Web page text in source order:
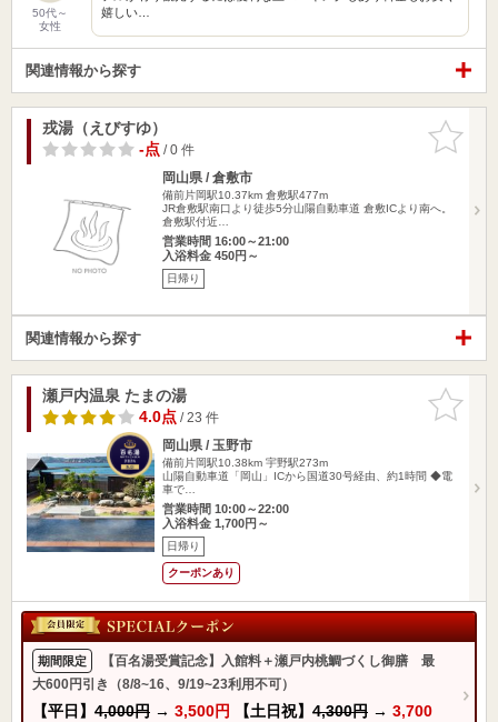
50代～
女性
嬉しい…
関連情報から探す
お気に入
りに追加
戎湯（えびすゆ）
-点/ 0 件
岡山県 / 倉敷市
備前片岡駅10.37km 倉敷駅477m
JR倉敷駅南口より徒歩5分山陽自動車道 倉敷ICより南へ。
倉敷駅付近…
営業時間 16:00～21:00
入浴料金 450円～
日帰り
関連情報から探す
お気に入
りに追加
瀬戸内温泉 たまの湯
4.0点/ 23 件
岡山県 / 玉野市
備前片岡駅10.38km 宇野駅273m
山陽自動車道「岡山」ICから国道30号経由、約1時間 ◆電
車で…
営業時間 10:00～22:00
入浴料金 1,700円～
日帰り
クーポンあり
期間限定
【百名湯受賞記念】入館料＋瀬戸内桃鯛づくし御膳 最
大600円引き（8/8~16、9/19~23利用不可）
【平日】 4,000円 → 3,500円 【土日祝】 4,300円 → 3,700